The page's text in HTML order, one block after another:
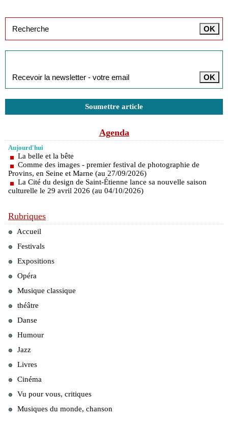
Soumettre article
Agenda
Aujourd'hui
La belle et la bête
Comme des images - premier festival de photographie de
Provins, en Seine et Marne (au 27/09/2026)
La Cité du design de Saint-Étienne lance sa nouvelle saison
culturelle le 29 avril 2026 (au 04/10/2026)
Rubriques
Accueil
Festivals
Expositions
Opéra
Musique classique
théâtre
Danse
Humour
Jazz
Livres
Cinéma
Vu pour vous, critiques
Musiques du monde, chanson